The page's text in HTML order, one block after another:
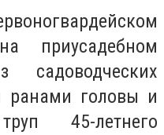
приусадебном
ранами головы и
45-летнего